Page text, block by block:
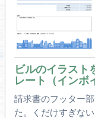
ビルのイラスト
レート（インボ
請求書のフッター
た。くだけすぎな